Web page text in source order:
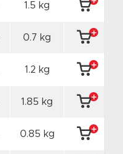
1.5 kg
0.7 kg
1.2 kg
1.85 kg
0.85 kg